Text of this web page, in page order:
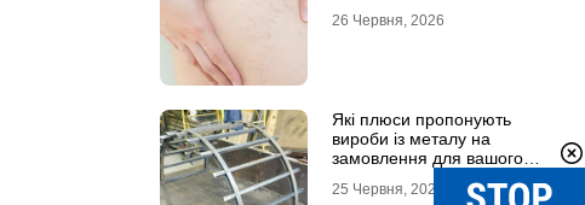
26 Червня, 2026
Які плюси пропонують
вироби із металу на
замовлення для вашого
25 Червня, 2026